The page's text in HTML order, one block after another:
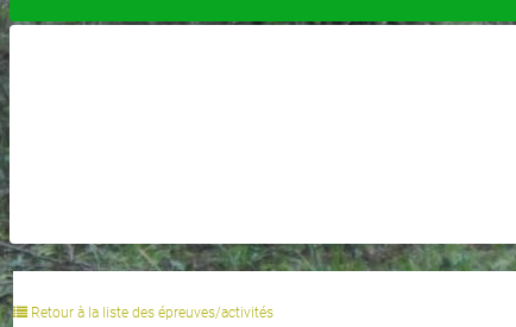
Retour à la liste des épreuves/activités